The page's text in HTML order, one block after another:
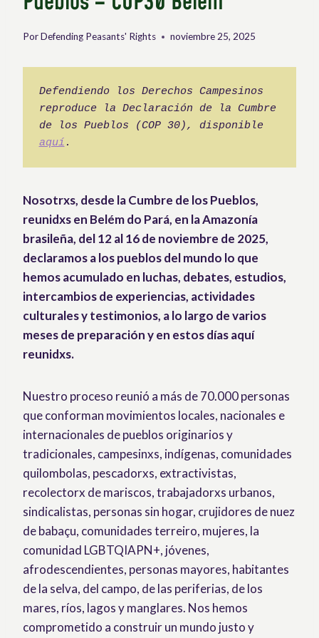
PorDefending Peasants' Rights noviembre 25, 2025
Defendiendo los Derechos Campesinos
reproduce la Declaración de la Cumbre
aquí .
Nosotrxs, desde la Cumbre de los Pueblos,
reunidxs en Belém do Pará, en la Amazonía
brasileña, del 12 al 16 de noviembre de 2025,
declaramos a los pueblos del mundo lo que
hemos acumulado en luchas, debates, estudios,
intercambios de experiencias, actividades
culturales y testimonios, a lo largo de varios
meses de preparación y en estos días aquí
reunidxs.
Nuestro proceso reunió a más de 70.000 personas
que conforman movimientos locales, nacionales e
internacionales de pueblos originarios y
tradicionales, campesinxs, indígenas, comunidades
quilombolas, pescadorxs, extractivistas,
recolectorx de mariscos, trabajadorxs urbanos,
sindicalistas, personas sin hogar, crujidores de nuez
de babaçu, comunidades terreiro, mujeres, la
comunidad LGBTQIAPN+, jóvenes,
afrodescendientes, personas mayores, habitantes
de la selva, del campo, de las periferias, de los
mares, ríos, lagos y manglares. Nos hemos
comprometido a construir un mundo justo y